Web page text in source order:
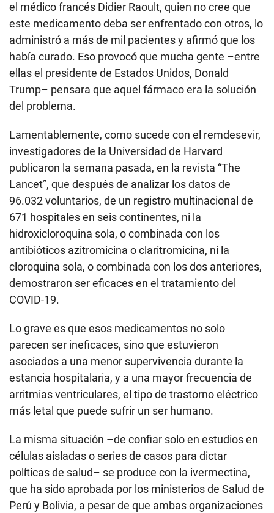
el médico francés Didier Raoult, quien no cree que
este medicamento deba ser enfrentado con otros, lo
administró a más de mil pacientes y afirmó que los
había curado. Eso provocó que mucha gente –entre
ellas el presidente de Estados Unidos, Donald
Trump– pensara que aquel fármaco era la solución
del problema.
Lamentablemente, como sucede con el remdesevir,
investigadores de la Universidad de Harvard
publicaron la semana pasada, en la revista “The
Lancet”, que después de analizar los datos de
96.032 voluntarios, de un registro multinacional de
671 hospitales en seis continentes, ni la
hidroxicloroquina sola, o combinada con los
antibióticos azitromicina o claritromicina, ni la
cloroquina sola, o combinada con los dos anteriores,
demostraron ser eficaces en el tratamiento del
COVID-19.
Lo grave es que esos medicamentos no solo
parecen ser ineficaces, sino que estuvieron
asociados a una menor supervivencia durante la
estancia hospitalaria, y a una mayor frecuencia de
arritmias ventriculares, el tipo de trastorno eléctrico
más letal que puede sufrir un ser humano.
La misma situación –de confiar solo en estudios en
células aisladas o series de casos para dictar
políticas de salud– se produce con la ivermectina,
que ha sido aprobada por los ministerios de Salud de
Perú y Bolivia, a pesar de que ambas organizaciones